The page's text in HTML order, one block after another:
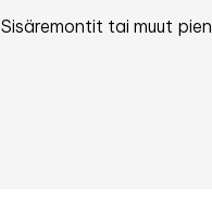
Sisäremontit tai muut